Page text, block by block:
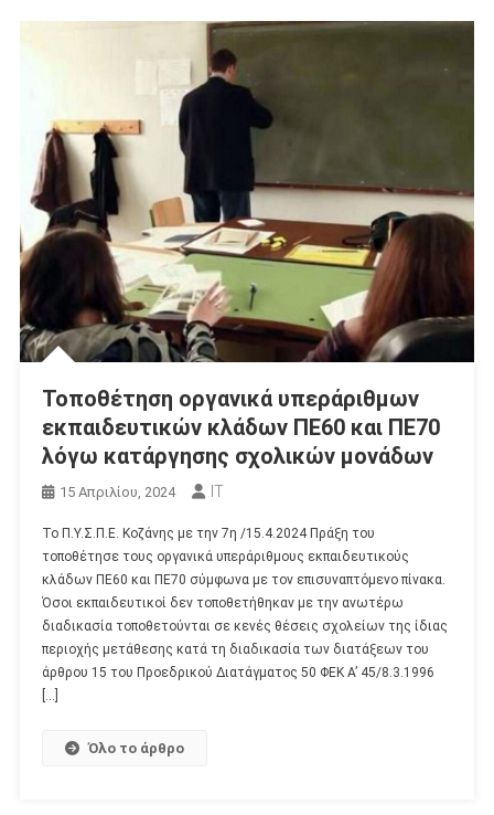
Τοποθέτηση οργανικά υπεράριθμων
εκπαιδευτικών κλάδων ΠΕ60 και ΠΕ70
λόγω κατάργησης σχολικών μονάδων
15 Απριλίου, 2024 IT
Το Π.Υ.Σ.Π.Ε. Κοζάνης με την 7η /15.4.2024 Πράξη του
τοποθέτησε τους οργανικά υπεράριθμους εκπαιδευτικούς
κλάδων ΠΕ60 και ΠΕ70 σύμφωνα με τον επισυναπτόμενο πίνακα.
Όσοι εκπαιδευτικοί δεν τοποθετήθηκαν με την ανωτέρω
διαδικασία τοποθετούνται σε κενές θέσεις σχολείων της ίδιας
περιοχής μετάθεσης κατά τη διαδικασία των διατάξεων του
άρθρου 15 του Προεδρικού Διατάγματος 50 ΦΕΚ Α’ 45/8.3.1996
[…]
Όλο το άρθρο